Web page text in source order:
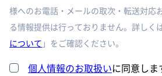
様へのお電話・メールの取次・転送対応
る情報提供は行っておりません。詳しく
について 」をご確認ください。
個人情報のお取扱いに同意しま